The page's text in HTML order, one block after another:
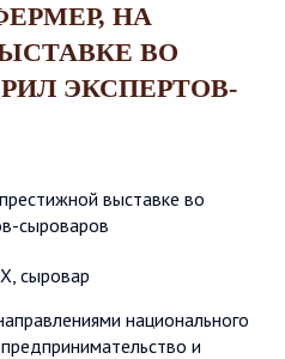
НА
ВО
ЭКСПЕРТОВ-
сыровар
национального
и